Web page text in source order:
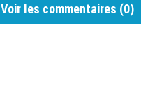
Voir les commentaires (0)